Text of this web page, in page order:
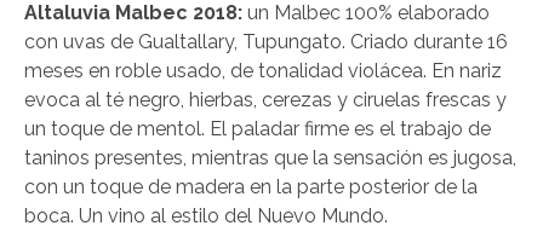
Altaluvia Malbec 2018: un Malbec 100% elaborado
con uvas de Gualtallary, Tupungato. Criado durante 16
meses en roble usado, de tonalidad violácea. En nariz
evoca al té negro, hierbas, cerezas y ciruelas frescas y
un toque de mentol. El paladar firme es el trabajo de
taninos presentes, mientras que la sensación es jugosa,
con un toque de madera en la parte posterior de la
boca. Un vino al estilo del Nuevo Mundo.